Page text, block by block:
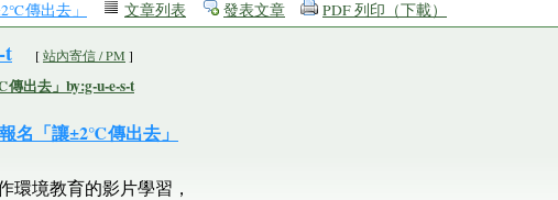
傳出去」 文章列表 發表文章 PDF 列印（下載）
t [站內寄信 / PM ]
出去」by:g-u-e-s-t
報名「讓±2℃傳出去」
環境教育的影片學習，